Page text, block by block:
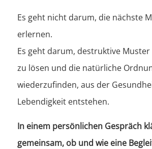
Es geht nicht darum, die nächste
erlernen.
Es geht darum, destruktive
zu lösen und die natürliche
wiederzufinden, aus der
Lebendigkeit entstehen.
In einem persönlichen Gespräch
gemeinsam, ob und wie eine